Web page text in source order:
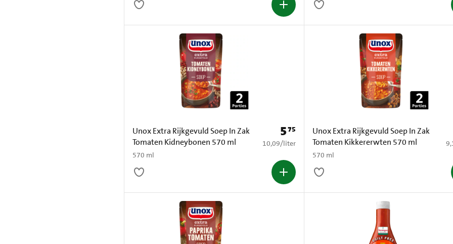
Unox Extra Rijkgevuld Soep In Zak
Tomaten Kidneybonen 570 ml
570 ml
Prijs: € 5,75
575
€ 10,09 per liter
10,09/liter
Unox Extra Rijkgevuld Soep In Zak
Tomaten Kikkererwten 570 ml
570 ml
€